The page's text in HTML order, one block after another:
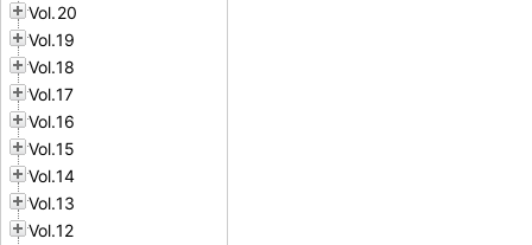
Vol.20
Vol.19
Vol.18
Vol.17
Vol.16
Vol.15
Vol.14
Vol.13
Vol.12